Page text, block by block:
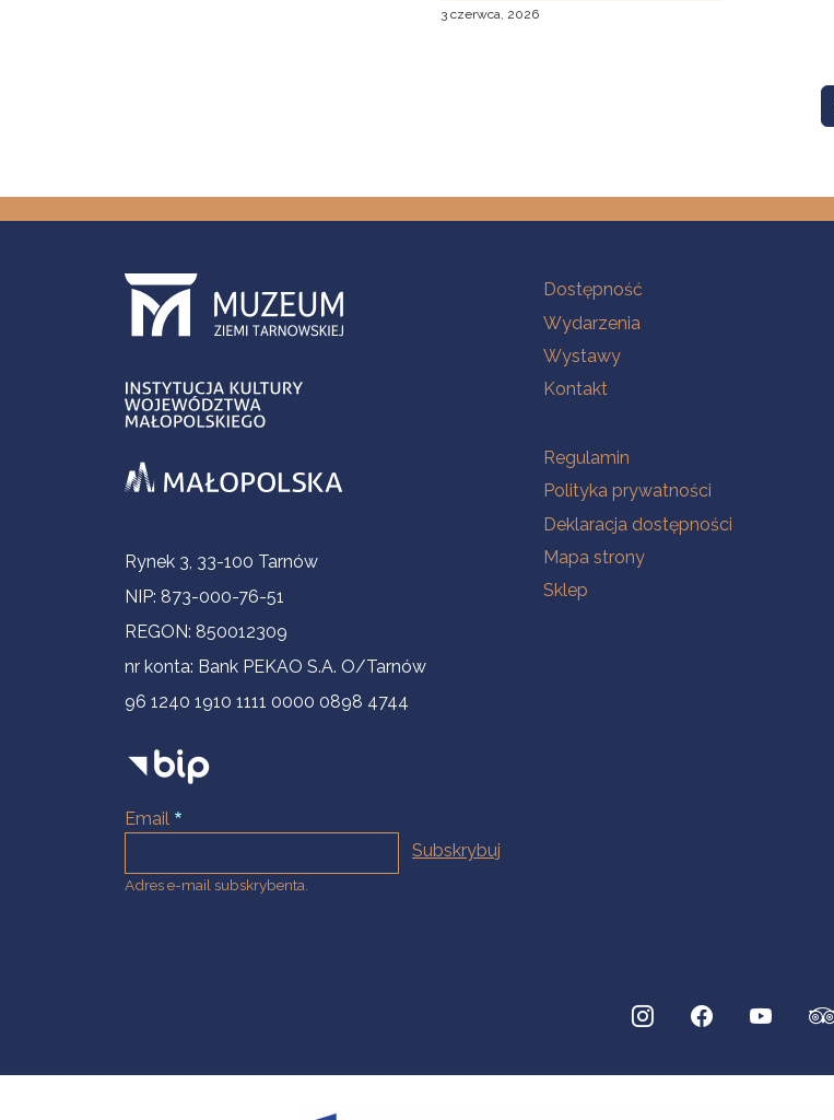
3 czerwca, 2026
Informacje kontaktowe
Rynek 3, 33-100 Tarnów
NIP: 873-000-76-51
REGON: 850012309
nr konta: Bank PEKAO S.A. O/Tarnów
96 1240 1910 1111 0000 0898 4744
Email
Adres e-mail subskrybenta.
Na skróty
Dostępność
Wydarzenia
Wystawy
Kontakt
Na skróty
Regulamin
Polityka prywatności
Deklaracja dostępności
Mapa strony
Sklep